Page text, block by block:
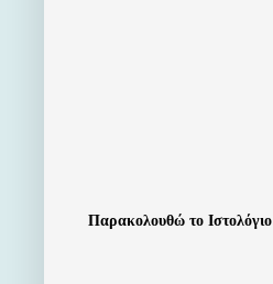
Παρακολουθώ το Ιστολόγιο